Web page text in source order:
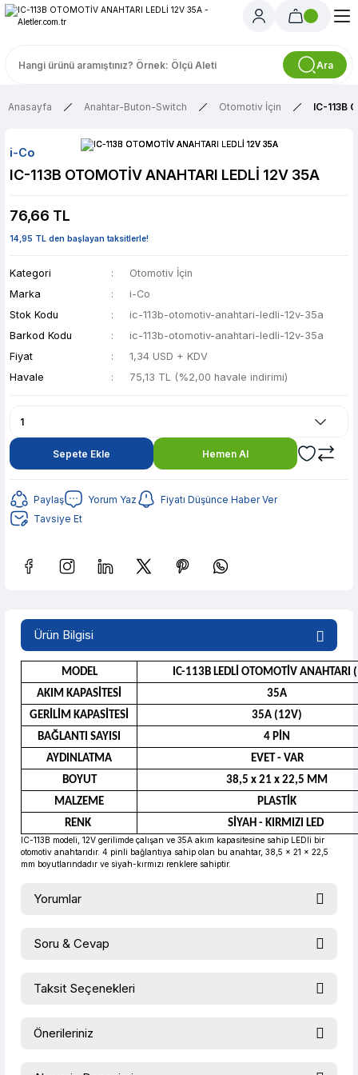
Ara
Anasayfa Anahtar-Buton-Switch Otomotiv İçin IC-113B
i-Co
IC-113B OTOMOTİV ANAHTARI LEDLİ 12V 35A
76,66 TL
14,95 TL den başlayan taksitlerle!
Kategori
Otomotiv İçin
Marka
i-Co
Stok Kodu
ic-113b-otomotiv-anahtari-ledli-12v-35a
Barkod Kodu
ic-113b-otomotiv-anahtari-ledli-12v-35a
Fiyat
1,34 USD + KDV
Havale
75,13 TL (%2,00 havale indirimi)
Sepete Ekle Hemen Al
Paylaş Yorum Yaz
Fiyatı Düşünce Haber Ver
Tavsiye Et
Güvenilir Alışveriş 14,95 TL den başlayan taksitlerle! x 9 %2 İndirim
Ürün Bilgisi
MODEL
IC-113B LEDLİ OTOMOTİV ANAHTARI
AKIM KAPASİTESİ
35A
GERİLİM KAPASİTESİ
35A (12V)
BAĞLANTI SAYISI
4 PİN
AYDINLATMA
EVET - VAR
BOYUT
38,5 x 21 x 22,5 MM
MALZEME
PLASTİK
RENK
SİYAH - KIRMIZI LED
IC-113B modeli, 12V gerilimde çalışan ve 35A akım kapasitesine sahip LEDli bir
otomotiv anahtarıdır. 4 pinli bağlantıya sahip olan bu anahtar, 38,5 x 21 x 22,5
mm boyutlarındadır ve siyah-kırmızı renklere sahiptir.
Yorumlar
Soru & Cevap
Taksit Seçenekleri
Önerileriniz